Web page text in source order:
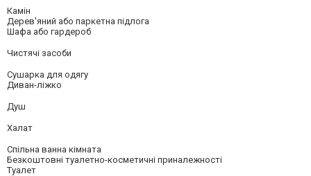
Камін
Дерев'яний або паркетна підлога
Шафа або гардероб
Чистячі засоби
Сушарка для одягу
Диван-ліжко
Душ
Халат
Спільна ванна кімната
Безкоштовні туалетно-косметичні приналежності
Туалет